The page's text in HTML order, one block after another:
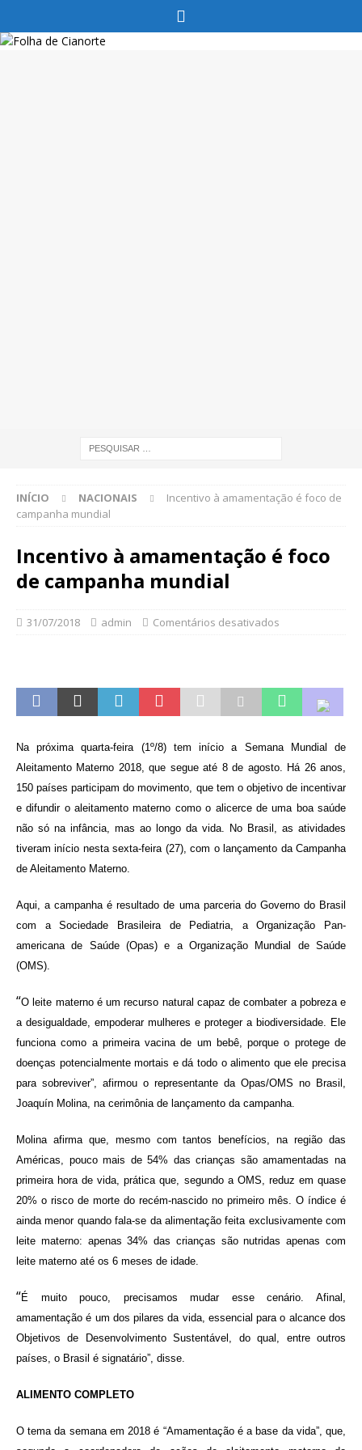
INÍCIO NACIONAIS
Incentivo à amamentação é foco de
campanha mundial
Incentivo à amamentação é foco
de campanha mundial
31/07/2018 admin Comentários desativados
Na próxima quarta-feira (1º/8) tem início a Semana Mundial de
Aleitamento Materno 2018, que segue até 8 de agosto. Há 26 anos,
150 países participam do movimento, que tem o objetivo de incentivar
e difundir o aleitamento materno como o alicerce de uma boa saúde
não só na infância, mas ao longo da vida. No Brasil, as atividades
tiveram início nesta sexta-feira (27), com o lançamento da Campanha
de Aleitamento Materno.
Aqui, a campanha é resultado de uma parceria do Governo do Brasil
com a Sociedade Brasileira de Pediatria, a Organização Pan-
americana de Saúde (Opas) e a Organização Mundial de Saúde
(OMS).
“O leite materno é um recurso natural capaz de combater a pobreza e
a desigualdade, empoderar mulheres e proteger a biodiversidade. Ele
funciona como a primeira vacina de um bebê, porque o protege de
doenças potencialmente mortais e dá todo o alimento que ele precisa
para sobreviver”, afirmou o representante da Opas/OMS no Brasil,
Joaquín Molina, na cerimônia de lançamento da campanha.
Molina afirma que, mesmo com tantos benefícios, na região das
Américas, pouco mais de 54% das crianças são amamentadas na
primeira hora de vida, prática que, segundo a OMS, reduz em quase
20% o risco de morte do recém-nascido no primeiro mês. O índice é
ainda menor quando fala-se da alimentação feita exclusivamente com
leite materno: apenas 34% das crianças são nutridas apenas com
leite materno até os 6 meses de idade.
“É muito pouco, precisamos mudar esse cenário. Afinal,
amamentação é um dos pilares da vida, essencial para o alcance dos
Objetivos de Desenvolvimento Sustentável, do qual, entre outros
países, o Brasil é signatário”, disse.
ALIMENTO COMPLETO
O tema da semana em 2018 é “Amamentação é a base da vida”, que,